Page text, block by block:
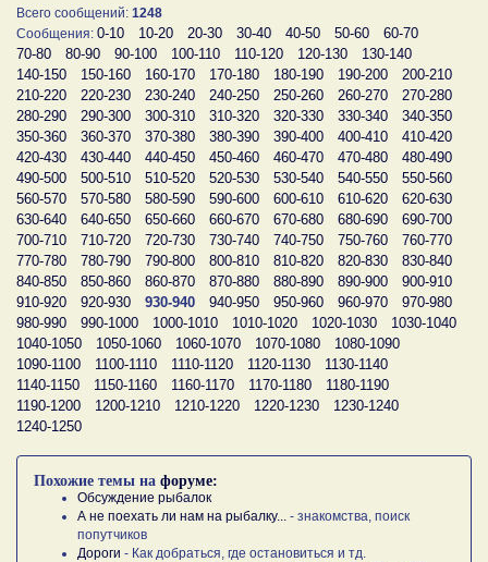
Всего сообщений: 1248
Сообщения: 0-10 10-20 20-30 30-40 40-50 50-60
60-70
70-80
80-90 90-100 100-110 110-120 120-130
130-140
140-150
150-160 160-170 170-180 180-190 190-200
200-210
210-220
220-230 230-240 240-250 250-260 260-270
270-280
280-290
290-300 300-310 310-320 320-330 330-340
340-350
350-360
360-370 370-380 380-390 390-400 400-410
410-420
420-430
430-440 440-450 450-460 460-470 470-480
480-490
490-500
500-510 510-520 520-530 530-540 540-550
550-560
560-570
570-580 580-590 590-600 600-610 610-620
620-630
630-640
640-650 650-660 660-670 670-680 680-690
690-700
700-710
710-720 720-730 730-740 740-750 750-760
760-770
770-780
780-790 790-800 800-810 810-820 820-830
830-840
840-850
850-860 860-870 870-880 880-890 890-900
900-910
910-920
920-930 930-940 940-950 950-960 960-970
970-980
980-990
990-1000 1000-1010 1010-1020 1020-1030
1030-1040
1040-1050
1050-1060 1060-1070 1070-1080
1080-1090
1090-1100
1100-1110 1110-1120 1120-1130
1130-1140
1140-1150
1150-1160 1160-1170 1170-1180
1180-1190
1190-1200
1200-1210 1210-1220 1220-1230
1230-1240
1240-1250
Похожие темы на форуме:
Обсуждение рыбалок
А не поехать ли нам на рыбалку...
- знакомства, поиск
попутчиков
Дороги - Как добраться, где остановиться и тд.